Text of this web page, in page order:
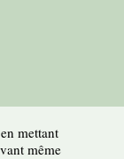
mettant
même